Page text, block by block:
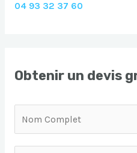
04 93 32 37 60
Obtenir un devis